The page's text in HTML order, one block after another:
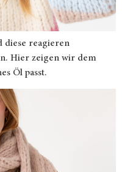
diese reagieren
Hier zeigen wir dem
Öl passt.